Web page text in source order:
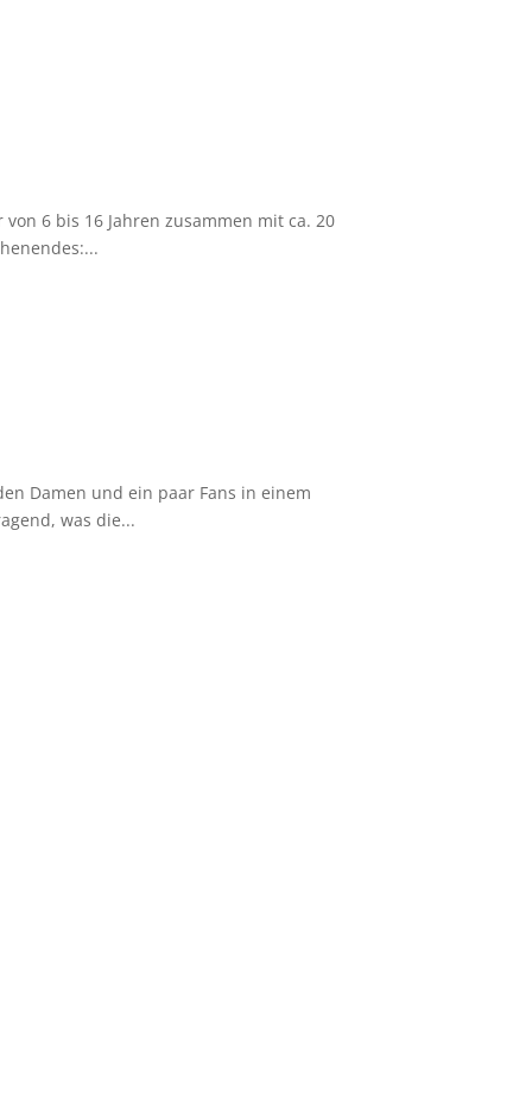
6 bis 16 Jahren zusammen mit ca. 20
Damen und ein paar Fans in einem
was die...